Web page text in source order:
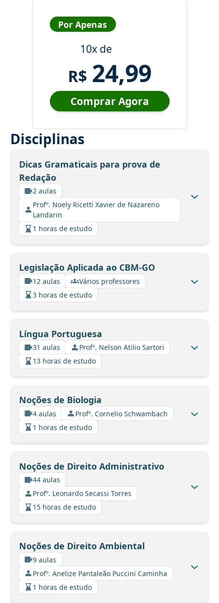
Por Apenas
10x de
R$ 24,99
Comprar Agora
Disciplinas
Dicas Gramaticais para prova de
Redação
2 aulas
Profº. Noely Ricetti Xavier de Nazareno
Landarin
1 horas de estudo
Legislação Aplicada ao CBM-GO
12 aulas
Vários professores
3 horas de estudo
Língua Portuguesa
31 aulas
Profº. Nelson Atilio Sartori
13 horas de estudo
Noções de Biologia
4 aulas
Profº. Cornelio Schwambach
1 horas de estudo
Noções de Direito Administrativo
44 aulas
Profº. Leonardo Secassi Torres
15 horas de estudo
Noções de Direito Ambiental
9 aulas
Profº. Anelize Pantaleão Puccini Caminha
1 horas de estudo